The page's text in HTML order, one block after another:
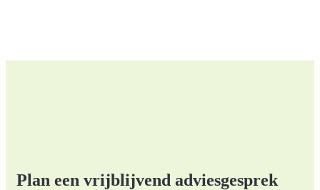
Plan een vrijblijvend adviesgesprek